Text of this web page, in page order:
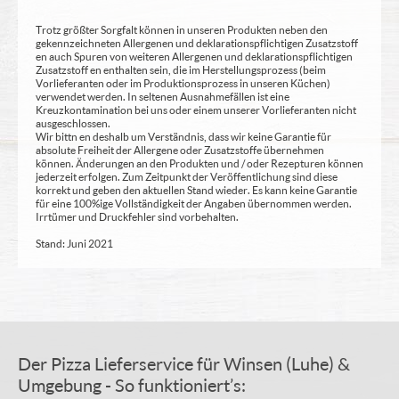
Trotz größter Sorgfalt können in unseren Produkten neben den
gekennzeichneten Allergenen und deklarationspflichtigen Zusatzstoff
en auch Spuren von weiteren Allergenen und deklarationspflichtigen
Zusatzstoff en enthalten sein, die im Herstellungsprozess (beim
Vorlieferanten oder im Produktionsprozess in unseren Küchen)
verwendet werden. In seltenen Ausnahmefällen ist eine
Kreuzkontamination bei uns oder einem unserer Vorlieferanten nicht
ausgeschlossen.
Wir bittn en deshalb um Verständnis, dass wir keine Garantie für
absolute Freiheit der Allergene oder Zusatzstoffe übernehmen
können. Änderungen an den Produkten und / oder Rezepturen können
jederzeit erfolgen. Zum Zeitpunkt der Veröffentlichung sind diese
korrekt und geben den aktuellen Stand wieder. Es kann keine Garantie
für eine 100%ige Vollständigkeit der Angaben übernommen werden.
Irrtümer und Druckfehler sind vorbehalten.
Stand: Juni 2021
Der Pizza Lieferservice für Winsen (Luhe) &
Umgebung - So funktioniert’s: